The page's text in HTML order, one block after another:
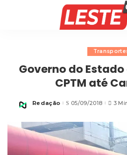
Governo do
CPTM até
Posted
Redação 05/09/2018 3